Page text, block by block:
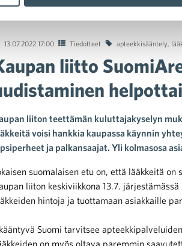
13.07.2022 17:00 Tiedotteet apteekkisääntely
liitto
liiton teettämän kuluttajakyselyn
voisi hankkia kaupassa käynnin
ja palkansaajat. Yli kolmasosa
suomalaisen etu on, että lääkkeitä
liiton keskiviikkona 13.7.
hintoja ja tuottamaan asiakkaille
Suomi tarvitsee
on myös oltava paremmin
varautuminen